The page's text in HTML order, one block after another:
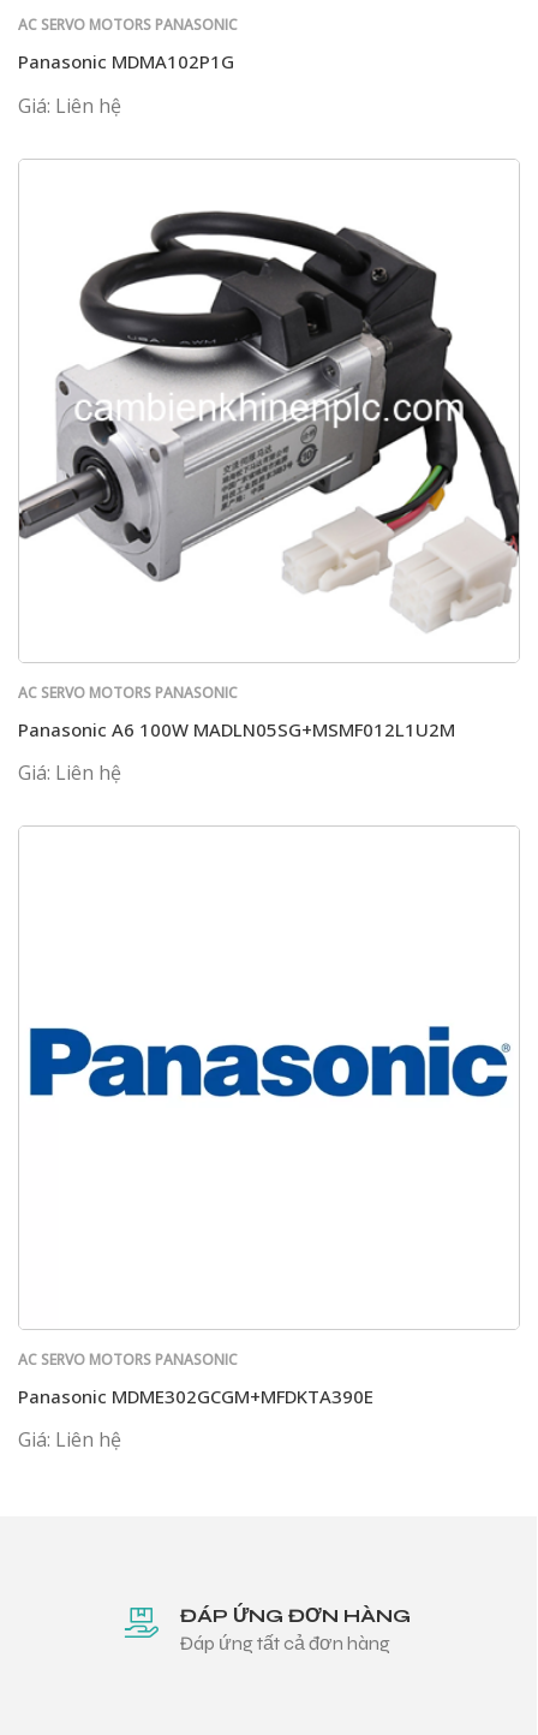
AC SERVO MOTORS PANASONIC
Panasonic MDMA102P1G
Giá: Liên hệ
AC SERVO MOTORS PANASONIC
Panasonic A6 100W MADLN05SG+MSMF012L1U2M
Giá: Liên hệ
AC SERVO MOTORS PANASONIC
Panasonic MDME302GCGM+MFDKTA390E
Giá: Liên hệ
ĐÁP ỨNG ĐƠN HÀNG
Đáp ứng tất cả đơn hàng